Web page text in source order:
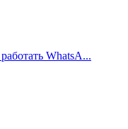
WhatsA...